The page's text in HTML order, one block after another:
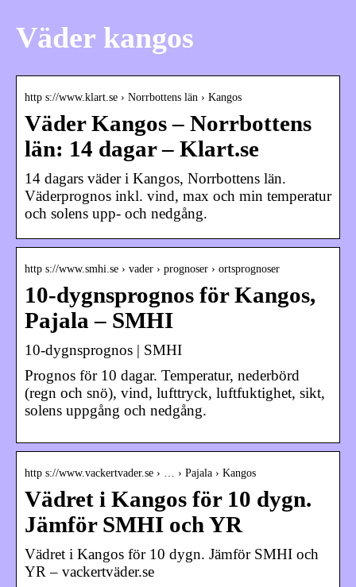
Väder kangos
http s://www.klart.se › Norrbottens län › Kangos
Väder Kangos – Norrbottens
län: 14 dagar – Klart.se
14 dagars väder i Kangos, Norrbottens län.
Väderprognos inkl. vind, max och min temperatur
och solens upp- och nedgång.
http s://www.smhi.se › vader › prognoser › ortsprognoser
10-dygnsprognos för Kangos,
Pajala – SMHI
10-dygnsprognos | SMHI
Prognos för 10 dagar. Temperatur, nederbörd
(regn och snö), vind, lufttryck, luftfuktighet, sikt,
solens uppgång och nedgång.
http s://www.vackertvader.se › … › Pajala › Kangos
Vädret i Kangos för 10 dygn.
Jämför SMHI och YR
Vädret i Kangos för 10 dygn. Jämför SMHI och
YR – vackertväder.se